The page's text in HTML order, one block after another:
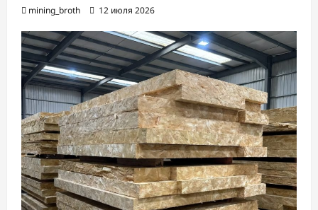
mining_broth 12 июля 2026